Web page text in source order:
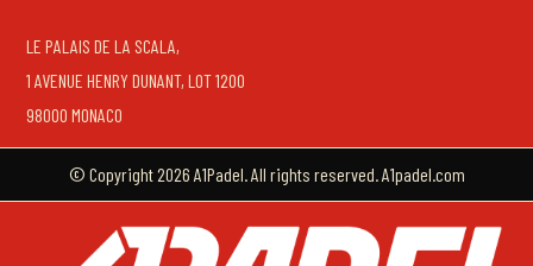
LE PALAIS DE LA SCALA,
1 AVENUE HENRY DUNANT, LOT 1200
98000 MONACO
© Copyright 2026 A1Padel. All rights reserved. A1padel.com